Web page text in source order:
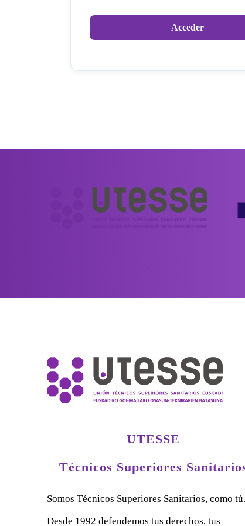
UTESSE
Técnicos Superiores
Somos Técnicos Superiores Sanitarios, como tú.
Desde 1992 defendemos tus derechos, tus